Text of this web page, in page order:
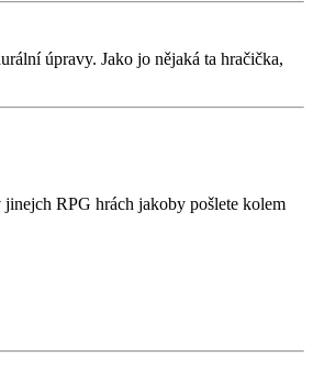
úpravy. Jako jo nějaká ta hračička,
RPG hrách jakoby pošlete kolem